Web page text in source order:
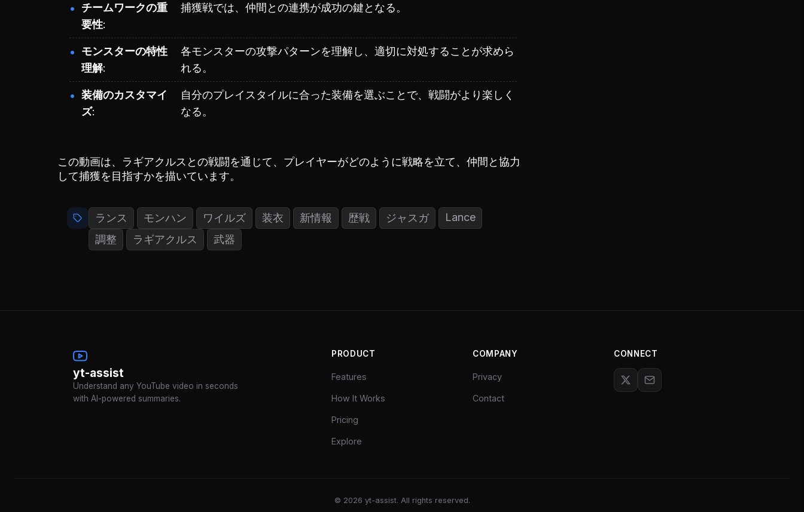
チームワークの重
要性
捕獲戦では、仲間との連携が成功の鍵となる。
モンスターの特性
理解
各モンスターの攻撃パターンを理解し、適切に対処することが求めら
れる。
装備のカスタマイ
ズ
自分のプレイスタイルに合った装備を選ぶことで、戦闘がより楽しく
なる。
この動画は、ラギアクルスとの戦闘を通じて、プレイヤーがどのように戦略を立て、仲間と協力
して捕獲を目指すかを描いています。
ランス モンハン ワイルズ 装衣 新情報 歴戦 ジャスガ
Lance
調整
ラギアクルス 武器
yt-assist
Understand any YouTube video in seconds
with AI-powered summaries.
PRODUCT
Features
How It Works
Pricing
Explore
COMPANY
Privacy
Contact
CONNECT
© 2026 yt-assist. All rights reserved.